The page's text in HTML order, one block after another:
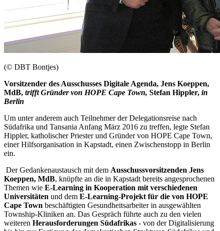
(© DBT Bontjes)
Vorsitzender des Ausschusses Digitale Agenda, Jens Koeppen,
MdB, trifft Gründer von HOPE Cape Town, Stefan Hippler, in
Berlin
Um unter anderem auch Teilnehmer der Delegationsreise nach
Südafrika und Tansania Anfang März 2016 zu treffen, legte Stefan
Hippler, katholischer Priester und Gründer von HOPE Cape Town,
einer Hilfsorganisation in Kapstadt, einen Zwischenstopp in Berlin
ein.
Der Gedankenaustausch mit dem Ausschussvorsitzenden Jens
Koeppen, MdB, knüpfte an die in Kapstadt bereits angesprochenen
Themen wie E-Learning in Kooperation mit verschiedenen
Universitäten und dem E-Learning-Projekt für die von HOPE
Cape Town beschäftigten Gesundheitsarbeiter in ausgewählten
Township-Kliniken an. Das Gespräch führte auch zu den vielen
weiteren Herausforderungen Südafrikas - von der Digitalisierung